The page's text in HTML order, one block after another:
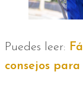
Puedes leer:
consejos